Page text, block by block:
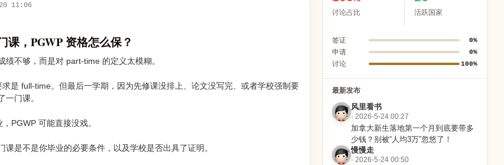
11:06
课，PGWP 资格怎么保？
不够，而是对 part-time 的定义太模糊。
是 full-time。但最后一学期，因为先修课没排上、论文没写完、或者学校强制要
一门课。
PGWP 可能直接没戏。
是不是你毕业的必要条件，以及学校是否出具了证明。
讨论占比 活跃国家
签证 0%
申请 0%
讨论 100%
最新发布
风里看书
· 2026-5-24 00:27
加拿大新生落地第一个月到底要带多
少钱？别被“人均3万”忽悠了！
慢慢走
· 2026-5-24 00:50